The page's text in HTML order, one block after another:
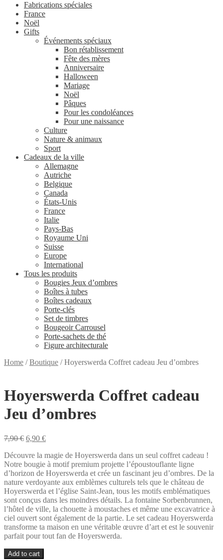
Fabrications spéciales
France
Noël
Gifts
Événements spéciaux
Bon rétablissement
Fête des mères
Anniversaire
Halloween
Mariage
Noël
Pâques
Pour les condoléances
Pour une naissance
Culture
Nature & animaux
Sport
Cadeaux de la ville
Allemagne
Autriche
Belgique
Canada
États-Unis
France
Italie
Pays-Bas
Royaume Uni
Suisse
Europe
International
Tous les produits
Bougies Jeux d’ombres
Boîtes à tubes
Boîtes cadeaux
Porte-clés
Set de timbres
Bougeoir Carrousel
Porte-sachets de thé
Figure architecturale
Home /Boutique /Hoyerswerda Coffret cadeau Jeu d’ombres
Hoyerswerda Coffret cadeau
Jeu d’ombres
7,90€ Original
was:
7,90 €.
6,90 €Current
is:
6,90 €.
Découvre la magie de Hoyerswerda dans un seul coffret cadeau !
Notre bougie à motif premium projette l’époustouflante ligne
d’horizon de Hoyerswerda et crée un fascinant jeu d’ombres. De la
nature verdoyante aux emblèmes culturels tels que le château de
Hoyerswerda et l’église Saint-Jean, tous les motifs emblématiques
sont conçus dans les moindres détails. La fontaine Sorbenbrunnen,
l’hôtel de ville, la chouette à moustaches et même une excavatrice à
ciel ouvert sont également de la partie. Le set cadeau Hoyerswerda
transforme ta maison en une véritable œuvre d’art et est le souvenir
parfait pour tout fan de Hoyerswerda.
Hoyerswerda
Add to cart